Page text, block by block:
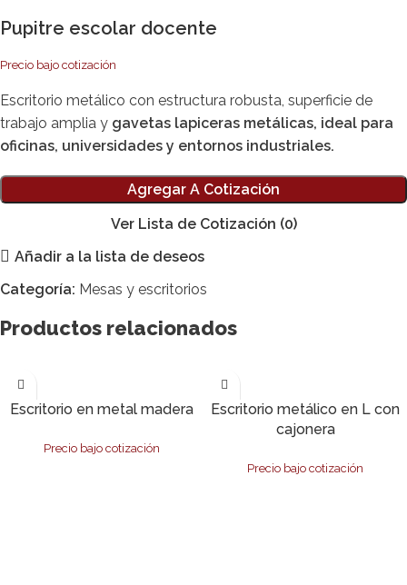
Pupitre escolar docente
Precio bajo cotización
Escritorio metálico con estructura robusta, superficie de
trabajo amplia y gavetas lapiceras metálicas, ideal para
oficinas, universidades y entornos industriales.
Agregar A Cotización
Ver Lista de Cotización (0)
Añadir a la lista de deseos
Categoría: Mesas y escritorios
Productos relacionados
Escritorio en metal madera
Precio bajo cotización
Escritorio metálico en L con
cajonera
Precio bajo cotización